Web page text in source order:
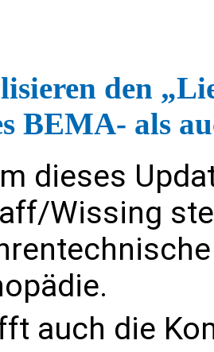
den
BEMA- als
dieses
Wissing
auch die